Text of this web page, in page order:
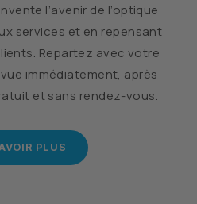
l’avenir de l’optique
services et en repensant
Repartez avec votre
immédiatement, après
et sans rendez-vous.
PLUS